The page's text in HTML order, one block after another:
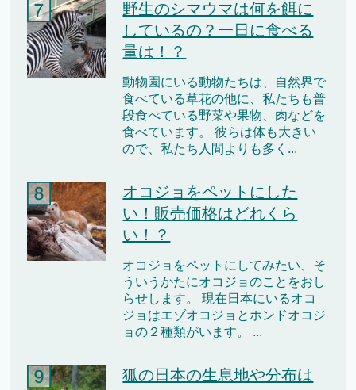
野生のシマウマは何を餌に
しているの？一日に食べる
量は！？
動物園にいる動物たちは、自然界で
食べている草花の他に、私たちも普
段食べている野菜や果物、肉などを
食べています。 彼らは体も大きい
ので、私たち人間よりも多く...
オコジョをペットにした
い！販売価格はどれくら
い！？
オコジョをペットにしてみたい、そ
ういうかたにオコジョのことをおし
らせします。 現在日本にいるオコ
ジョはエゾオコジョとホンドオコジ
ョの２種類がいます。 ...
狐の日本の生息地や分布は